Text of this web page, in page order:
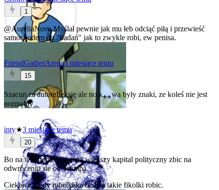
1
@AureliaNovaMyślał pewnie jak mu łeb odciąć piłą i przewieść
samochodem do "badań" jak to zwykle robi, ew penisa.
FriendGatherArena3 miesiące temu
15
Szacun za autorefleksję ale no k⁎⁎wa były znaki, ze koleś nie jest
normalny
inty★3 miesiące temu
20
Bo na ten moment mozna wiekszy kapital polityczny zbic na
odwroceniu sie od Trumpa.
Ciekawe kiedy rubelklika bedzie takie fikolki robic.